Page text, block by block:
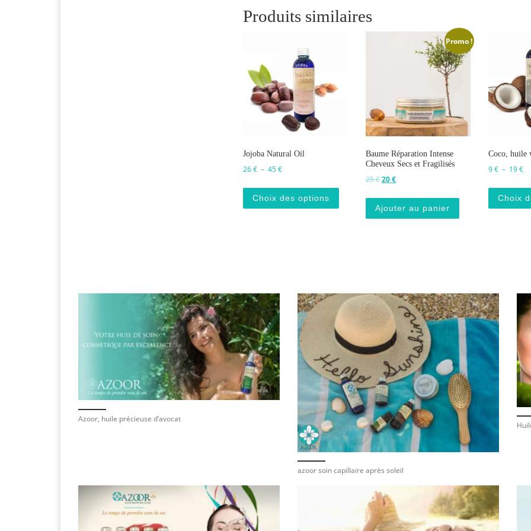
Produits similaires
Jojoba Natural Oil
26€ – 45€Plage de prix : 26 € à 45 €
Choix des options
Ce produit a plusieurs variations. Les options
Promo !
Baume Réparation Intense
Cheveux Secs et Fragilisés
25€Le prix initial était : 25 €.
20€Le prix actuel est : 20 €.
Ajouter au panier
Coco, huile
9€ – 19€
Choix
Azoor, huile précieuse d’avocat
azoor soin capillaire après soleil